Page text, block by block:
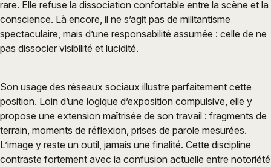
rare. Elle refuse la dissociation confortable entre la scène et la
conscience. Là encore, il ne s’agit pas de militantisme
spectaculaire, mais d’une responsabilité assumée : celle de ne
pas dissocier visibilité et lucidité.
Son usage des réseaux sociaux illustre parfaitement cette
position. Loin d’une logique d’exposition compulsive, elle y
propose une extension maîtrisée de son travail : fragments de
terrain, moments de réflexion, prises de parole mesurées.
L’image y reste un outil, jamais une finalité. Cette discipline
contraste fortement avec la confusion actuelle entre notoriété